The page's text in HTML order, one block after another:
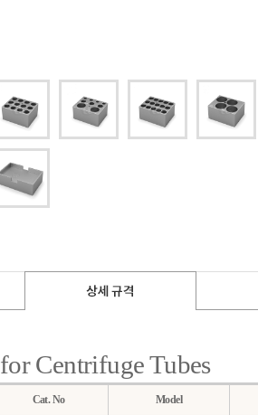
for Centrifuge Tubes
Cat. No Model